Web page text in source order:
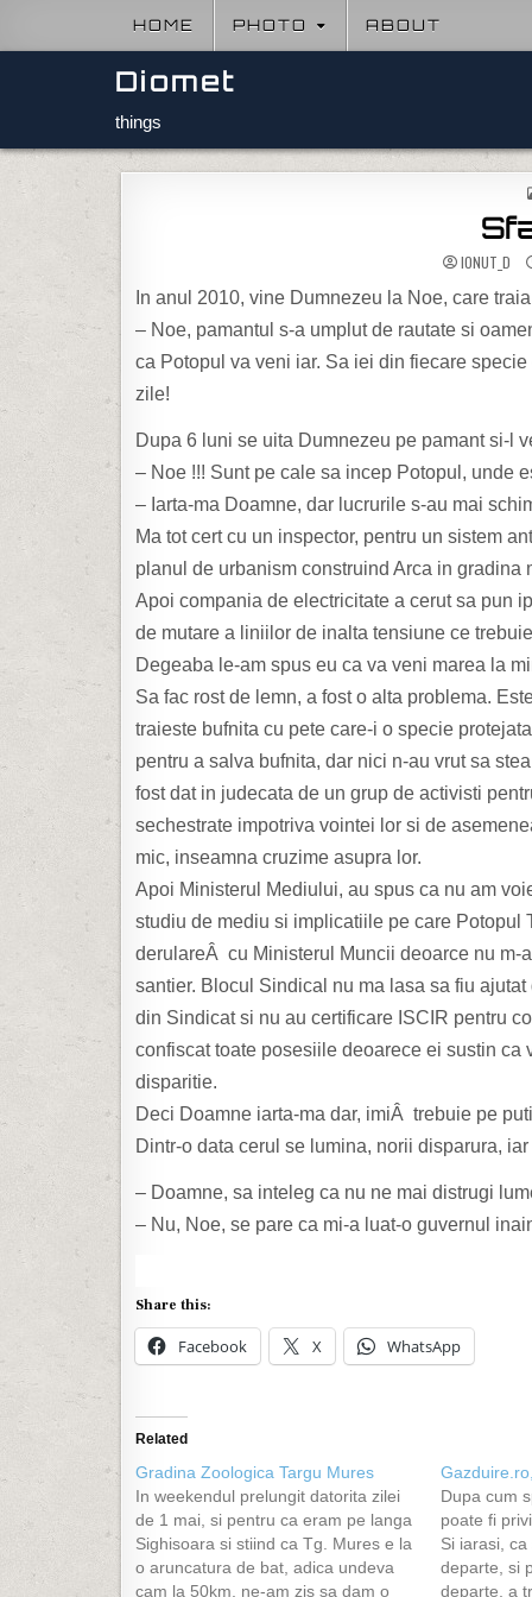
HOME PHOTO ABOUT
Diomet
things
IONUT_D
In anul 2010, vine Dumnezeu la Noe, care
– Noe, pamantul s-a umplut de rautate si
ca Potopul va veni iar. Sa iei din fiecare
zile!
Dupa 6 luni se uita Dumnezeu pe pamant si-l
– Noe !!! Sunt pe cale sa incep Potopul, unde
– Iarta-ma Doamne, dar lucrurile s-au mai
Ma tot cert cu un inspector, pentru un sistem
planul de urbanism construind Arca in gradina
Apoi compania de electricitate a cerut sa pun
de mutare a liniilor de inalta tensiune ce
Degeaba le-am spus eu ca va veni marea la
Sa fac rost de lemn, a fost o alta problema.
traieste bufnita cu pete care-i o specie
pentru a salva bufnita, dar nici n-au vrut sa
fost dat in judecata de un grup de activisti
sechestrate impotriva vointei lor si de
mic, inseamna cruzime asupra lor.
Apoi Ministerul Mediului, au spus ca nu am
studiu de mediu si implicatiile pe care Potopul
derulareÂ cu Ministerul Muncii deoarce nu m-
santier. Blocul Sindical nu ma lasa sa fiu
din Sindicat si nu au certificare ISCIR pentru
confiscat toate posesiile deoarece ei sustin
disparitie.
Deci Doamne iarta-ma dar, imiÂ trebuie pe
Dintr-o data cerul se lumina, norii disparura,
– Doamne, sa inteleg ca nu ne mai distrugi
– Nu, Noe, se pare ca mi-a luat-o guvernul
Share this:
Facebook X WhatsApp
Related
Gradina Zoologica Targu Mures
In weekendul prelungit datorita zilei
de 1 mai, si pentru ca eram pe langa
Sighisoara si stiind ca Tg. Mures e la
o aruncatura de bat, adica undeva
cam la 50km, ne-am zis sa dam o
Dupa cum
poate fi
Si iarasi,
departe, si
departe, a